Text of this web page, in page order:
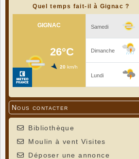
Quel temps fait-il à Gignac ?
Nous contacter
Bibliothèque
Moulin à vent Visites
Déposer une annonce